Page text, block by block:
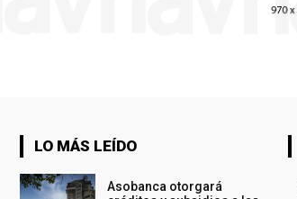
LO MÁS LEÍDO
Asobanca otorgará